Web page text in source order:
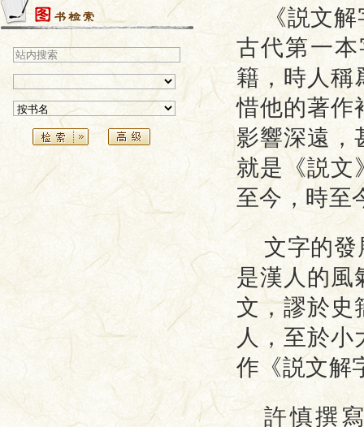
《説文
古代第一
籍，時人稱
惜他的著作
影響深遠，
就是《説文
至今，時至
文字的
是漢人的風
文，謬於史
人，至於
作《説文解
許慎撰